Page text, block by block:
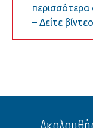
περισσότερα
– Δείτε βίντεο